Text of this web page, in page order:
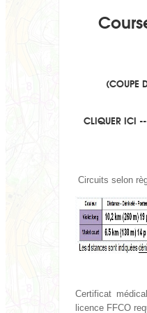
(COUPE
CLIQUER ICI
Circuits selon
Certificat
licence FFCO